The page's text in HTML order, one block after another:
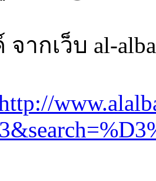
ากเว็บ al-